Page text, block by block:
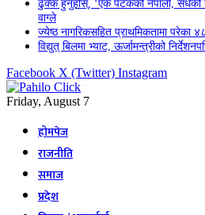
ढुक्क हुनुहोस्, ‘एक पटकको नेपाली, सधैँको
वाग्ले
ज्येष्ठ नागरिकसहित प्राथमिकतामा परेका
विद्युत् बिलमा भ्याट, ऊर्जामन्त्रीको
Facebook X (Twitter) Instagram
Friday, August 7
होमपेज
राजनीति
समाज
प्रदेश